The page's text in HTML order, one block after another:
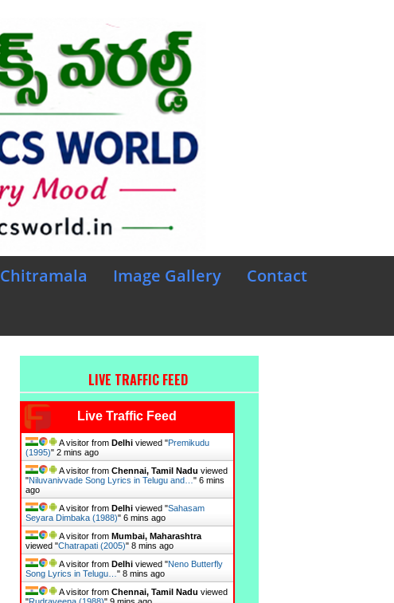
Chitramala Image Gallery
Contact
LIVE TRAFFIC FEED
Live Traffic Feed
A visitor from Delhiviewed "Premikudu
(1995)" 3 mins ago
A visitor from Chennai, Tamil Nadu viewed
"Niluvanivvade Song Lyrics in Telugu and… " 6 mins
ago
A visitor from Delhiviewed "Sahasam
Seyara Dimbaka (1988)" 6 mins ago
A visitor from Mumbai, Maharashtra
viewed "Chatrapati (2005)" 8 mins ago
A visitor from Delhiviewed "Neno Butterfly
Song Lyrics in Telugu… " 8 mins ago
A visitor from Chennai, Tamil Nadu viewed